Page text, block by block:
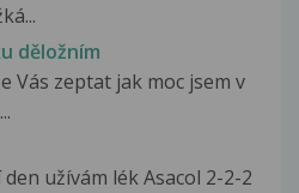
děložním
Vás zeptat jak moc jsem v
užívám lék Asacol 2-2-2